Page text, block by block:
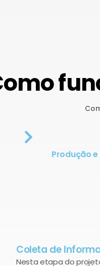
Produção
Coleta de
Nesta etapa do